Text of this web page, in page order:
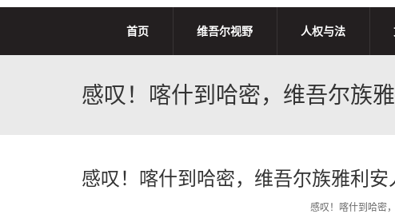
首页 维吾尔视野 人权与法
感叹！喀什到哈密，维吾尔族
感叹！喀什到哈密，维吾尔族雅利
感叹！喀什到哈密